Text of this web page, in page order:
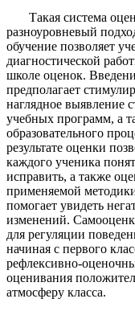
Такая система
разноуровневый
обучение позволяет
диагностической
школе оценок.
предполагает
наглядное выявление
учебных программ, а
образовательного
результате оценки
каждого ученика
исправить, а также
применяемой
помогает увидеть
изменений.
для регуляции
начиная с первого
рефлексивно-
оценивания
атмосферу класса.